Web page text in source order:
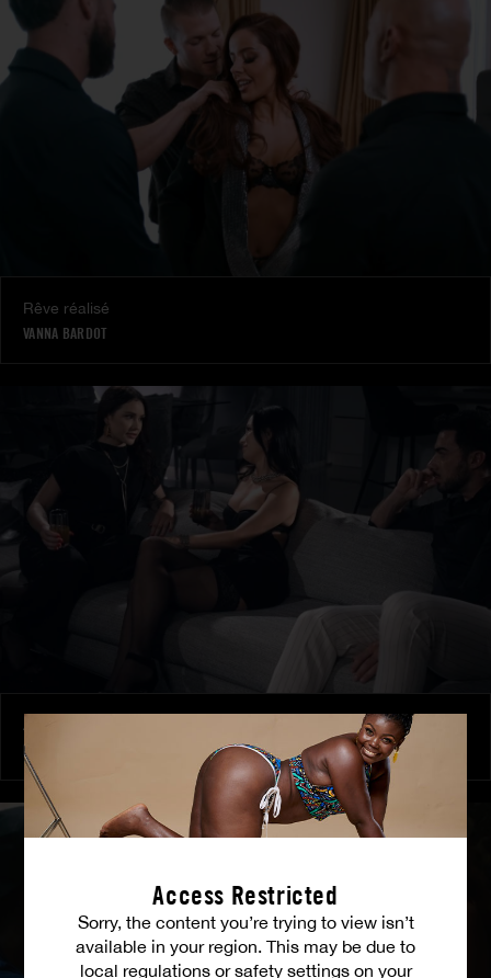
Access Restricted
Sorry, the content you’re trying to view isn’t
available in your region. This may be due to
local regulations or safety settings on your
Rêve réalisé
VANNA BARDOT
Amitié brûlante
MILENA RAY